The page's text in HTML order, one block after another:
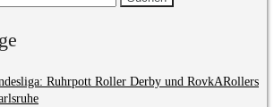
Ruhrpott Roller Derby und RovkARollers